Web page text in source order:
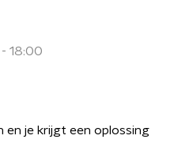
18:00
en je krijgt een oplossing